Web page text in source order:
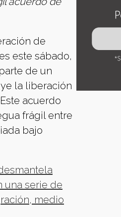
de
este sábado,
de un
la liberación
acuerdo
frágil entre
bajo
una serie de
medio